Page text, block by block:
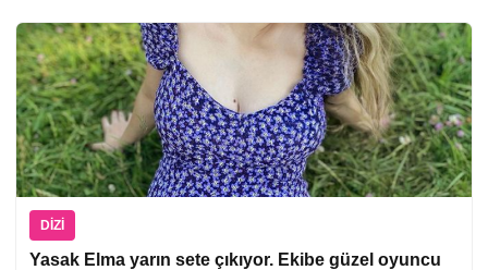
DIZI
Yasak Elma yarın sete çıkıyor. Ekibe güzel oyuncu